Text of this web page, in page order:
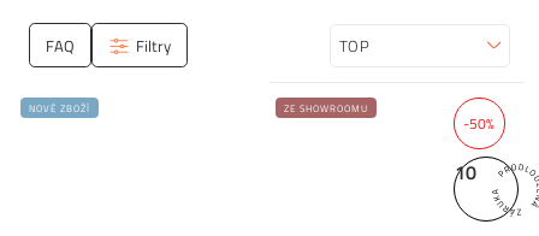
FAQ Filtry Seřadit
NOVÉ ZBOŽÍ
-50%
10
ZE SHOWROOMU